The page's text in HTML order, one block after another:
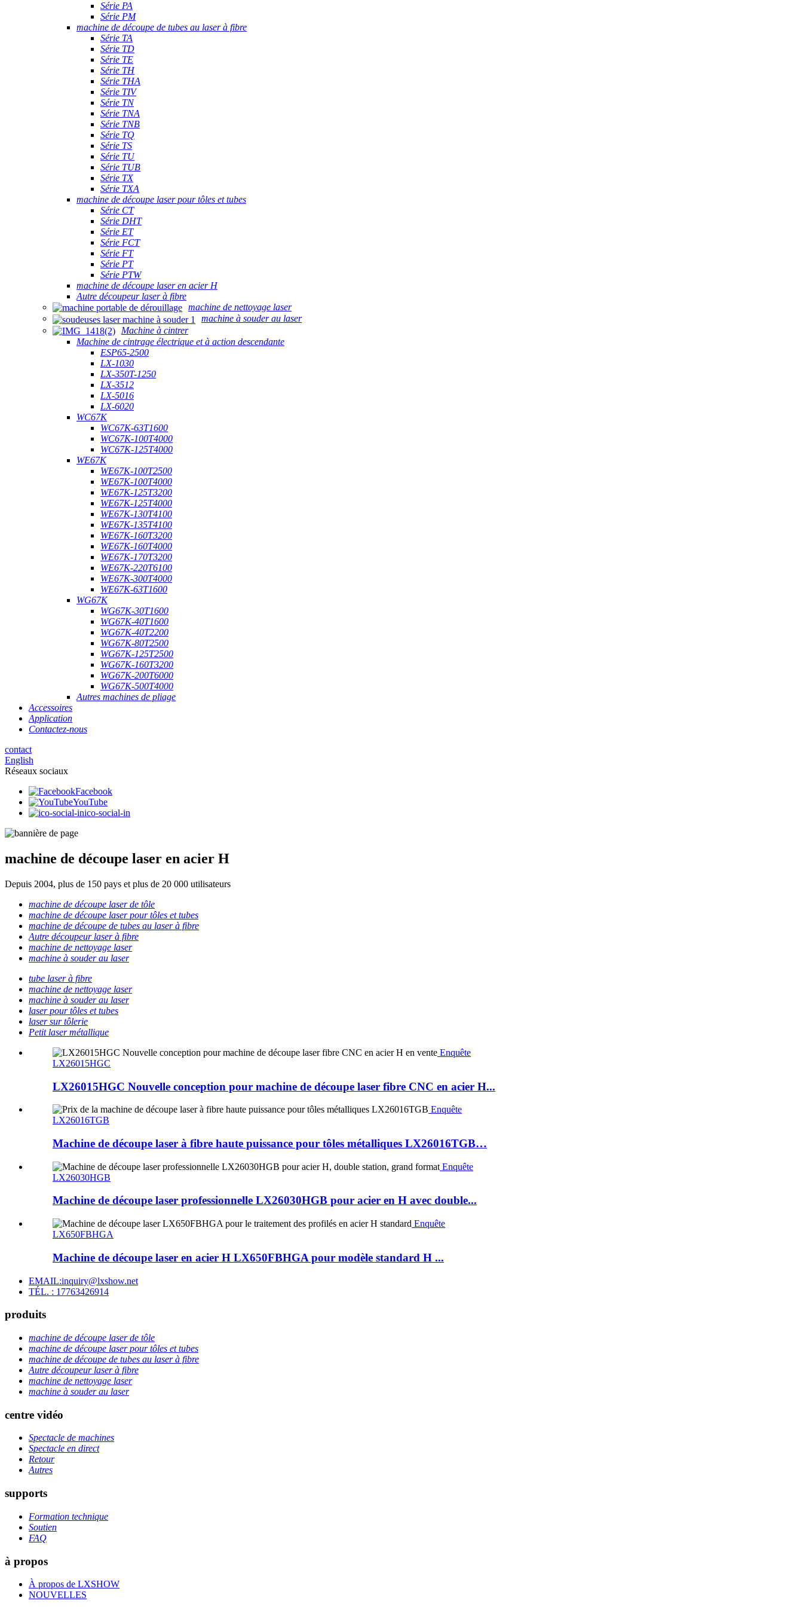
Série PA
Série PM
machine de découpe de tubes au laser à fibre
Série TA
Série TD
Série TE
Série TH
Série THA
Série TIV
Série TN
Série TNA
Série TNB
Série TQ
Série TS
Série TU
Série TUB
Série TX
Série TXA
machine de découpe laser pour tôles et tubes
Série CT
Série DHT
Série ET
Série FCT
Série FT
Série PT
Série PTW
machine de découpe laser en acier H
Autre découpeur laser à fibre
machine de nettoyage laser
machine à souder au laser
Machine à cintrer
Machine de cintrage électrique et à action descendante
ESP65-2500
LX-1030
LX-350T-1250
LX-3512
LX-5016
LX-6020
WC67K
WC67K-63T1600
WC67K-100T4000
WC67K-125T4000
WE67K
WE67K-100T2500
WE67K-100T4000
WE67K-125T3200
WE67K-125T4000
WE67K-130T4100
WE67K-135T4100
WE67K-160T3200
WE67K-160T4000
WE67K-170T3200
WE67K-220T6100
WE67K-300T4000
WE67K-63T1600
WG67K
WG67K-30T1600
WG67K-40T1600
WG67K-40T2200
WG67K-80T2500
WG67K-125T2500
WG67K-160T3200
WG67K-200T6000
WG67K-500T4000
Autres machines de pliage
Accessoires
Application
Contactez-nous
contact
English
Réseaux sociaux
Facebook
YouTube
ico-social-in
machine de découpe laser en acier H
Depuis 2004, plus de 150 pays et plus de 20 000 utilisateurs
machine de découpe laser de tôle
machine de découpe laser pour tôles et tubes
machine de découpe de tubes au laser à fibre
Autre découpeur laser à fibre
machine de nettoyage laser
machine à souder au laser
tube laser à fibre
machine de nettoyage laser
machine à souder au laser
laser pour tôles et tubes
laser sur tôlerie
Petit laser métallique
Enquête
LX26015HGC
LX26015HGC Nouvelle conception pour machine de découpe laser fibre CNC en acier H...
Enquête
LX26016TGB
Machine de découpe laser à fibre haute puissance pour tôles métalliques LX26016TGB…
Enquête
LX26030HGB
Machine de découpe laser professionnelle LX26030HGB pour acier en H avec double...
Enquête
LX650FBHGA
Machine de découpe laser en acier H LX650FBHGA pour modèle standard H ...
EMAIL:inquiry@lxshow.net
TÉL. : 17763426914
produits
machine de découpe laser de tôle
machine de découpe laser pour tôles et tubes
machine de découpe de tubes au laser à fibre
Autre découpeur laser à fibre
machine de nettoyage laser
machine à souder au laser
centre vidéo
Spectacle de machines
Spectacle en direct
Retour
Autres
supports
Formation technique
Soutien
FAQ
à propos
À propos de LXSHOW
NOUVELLES